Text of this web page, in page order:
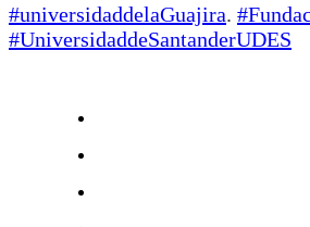
#universidaddelaGuajira.
#UniversidaddeSantanderUDES